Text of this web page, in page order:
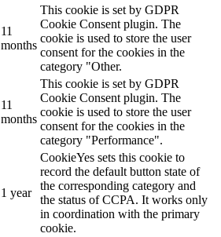
11
months
This cookie is set by GDPR
Cookie Consent plugin. The
cookie is used to store the user
consent for the cookies in the
category "Other.
11
months
This cookie is set by GDPR
Cookie Consent plugin. The
cookie is used to store the user
consent for the cookies in the
category "Performance".
1 year
CookieYes sets this cookie to
record the default button state of
the corresponding category and
the status of CCPA. It works only
in coordination with the primary
cookie.